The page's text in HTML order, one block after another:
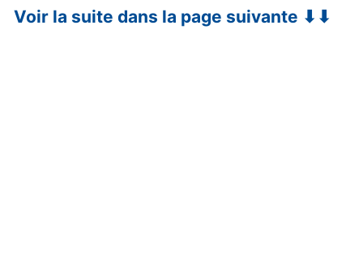
Voir la suite dans la page suivante ⬇⬇